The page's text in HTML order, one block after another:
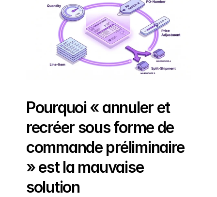
Pourquoi « annuler et
recréer sous forme de
commande préliminaire
» est la mauvaise
solution